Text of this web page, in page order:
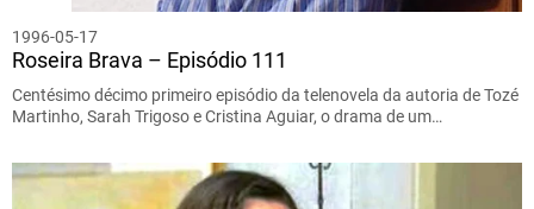
1996-05-17
Roseira Brava – Episódio 111
Centésimo décimo primeiro episódio da telenovela da autoria de Tozé
Martinho, Sarah Trigoso e Cristina Aguiar, o drama de um…